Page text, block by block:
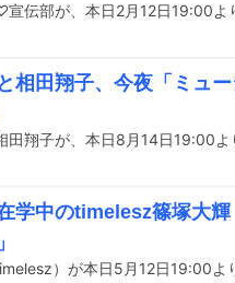
相田翔子、今夜「ミュ
学中のtimelesz篠塚大